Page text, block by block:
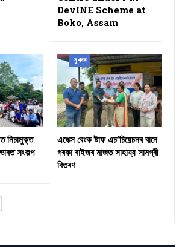
DevINE Scheme at
Boko, Assam
নিচামুক্ত
সংকল্প
সুখবৰ
​এপেক্স বেংক ষ্টাফ এচ’চিয়েচনৰ বানে
গৰকা ৰাইজৰ মাজত সাহায্য সামগ্ৰী
বিতৰণ ​